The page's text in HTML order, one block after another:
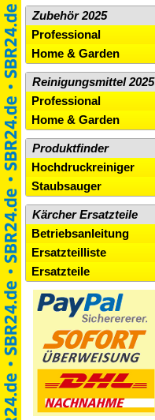
Zubehör 2025
Professional
Home & Garden
Reinigungsmittel 2025
Professional
Home & Garden
Produktfinder
Hochdruckreiniger
Staubsauger
Kärcher Ersatzteile
Betriebsanleitung
Ersatzteilliste
Ersatzteile